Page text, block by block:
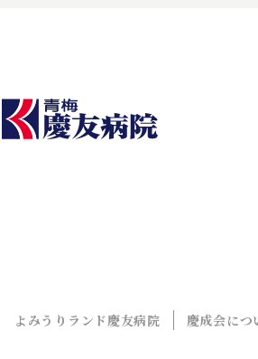
よみうりランド慶友病院 慶成会につ